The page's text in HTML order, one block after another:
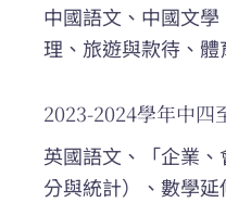
中國語文、中國文
理、旅遊與款待、體
2023-2024學年中四
英國語文、「企業
分與統計）、數學延